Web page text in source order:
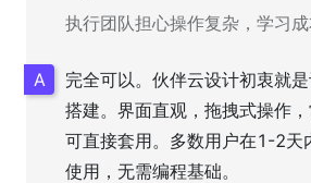
执行团队担心操作复杂，学习成
完全可以。伙伴云设计初衷就
搭建。界面直观，拖拽式操作
可直接套用。多数用户在1-2天
使用，无需编程基础。